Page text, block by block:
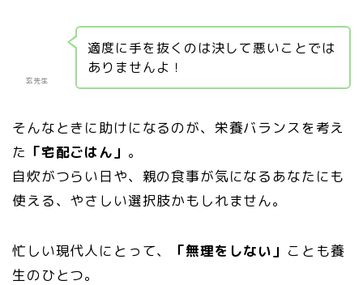
玄先生
適度に手を抜くのは決して悪いことでは
ありませんよ！
そんなときに助けになるのが、栄養バランスを考え
た 「宅配ごはん」 。
自炊がつらい日や、親の食事が気になるあなたにも
使える、やさしい選択肢かもしれません。
忙しい現代人にとって、 「無理をしない」 ことも養
生のひとつ。